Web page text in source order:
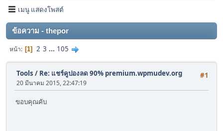
เมนู แสดงโพสต์
ข้อความ - thepor
หน้า 1 2 3 ... 105
#1
Tools / Re: แชร์คูปองลด 90% premium.wpmudev.org
20 มีนาคม 2015, 22:47:19
ขอบคุณคับ